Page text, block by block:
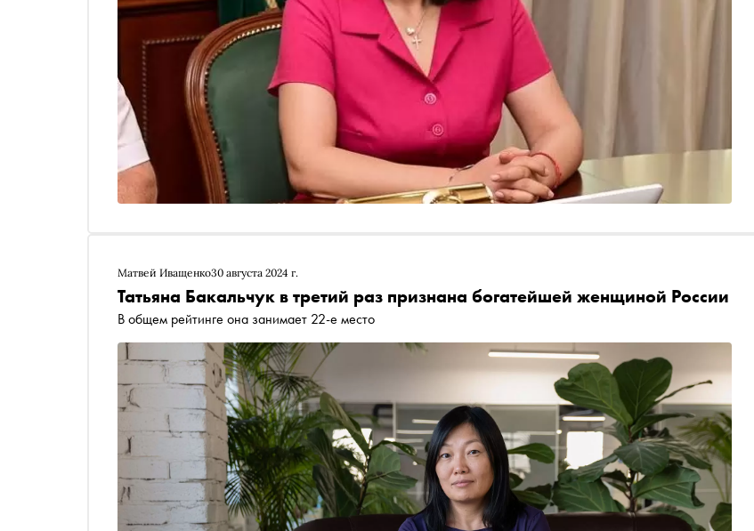
Матвей Иващенко30 августа 2024 г.
Татьяна Бакальчук в третий раз признана богатейшей женщиной России
В общем рейтинге она занимает 22-е место